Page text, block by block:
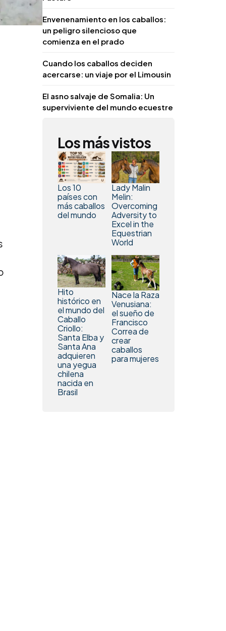
Envenenamiento en los caballos:
un peligro silencioso que
comienza en el prado
Cuando los caballos deciden
acercarse: un viaje por el Limousin
El asno salvaje de Somalia: Un
superviviente del mundo ecuestre
Los más vistos
Los 10
países con
más caballos
del mundo
Lady Malin
Melin:
Overcoming
Adversity to
Excel in the
Equestrian
World
Hito
histórico en
el mundo del
Caballo
Criollo:
Santa Elba y
Santa Ana
adquieren
una yegua
chilena
nacida en
Brasil
Nace la Raza
Venusiana:
el sueño de
Francisco
Correa de
crear
caballos
para mujeres